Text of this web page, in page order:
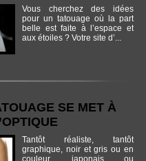
Vous cherchez des idées
pour un tatouage où la part
belle est faite à l’espace et
aux étoiles ? Votre site d’...
SE MET À
Tantôt réaliste, tantôt
graphique, noir et gris ou en
couleur, japonais ou